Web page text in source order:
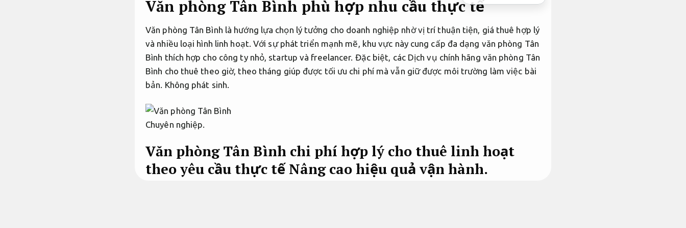
Văn phòng Tân Bình phù hợp nhu cầu thực tế
Văn phòng Tân Bình là hướng lựa chọn lý tưởng cho doanh nghiệp nhờ vị trí thuận tiện, giá thuê hợp lý
và nhiều loại hình linh hoạt. Với sự phát triển mạnh mẽ, khu vực này cung cấp đa dạng văn phòng Tân
Bình thích hợp cho công ty nhỏ, startup và freelancer. Đặc biệt, các Dịch vụ chính hãng văn phòng Tân
Bình cho thuê theo giờ, theo tháng giúp được tối ưu chi phí mà vẫn giữ được môi trường làm việc bài
bản. Không phát sinh.
Chuyên nghiệp.
Văn phòng Tân Bình chi phí hợp lý cho thuê linh hoạt
theo yêu cầu thực tếNâng cao hiệu quả vận hành.